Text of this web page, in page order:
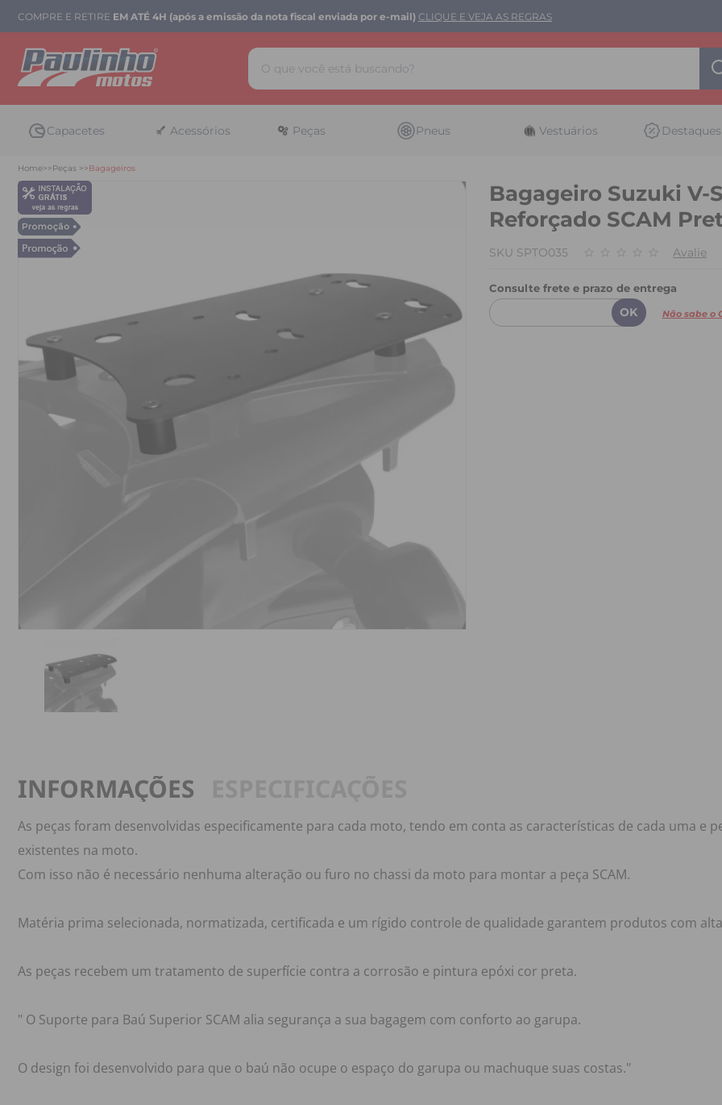
COMPRE E RETIRE EM ATÉ 4H (após a emissão da nota fiscal enviada por e-mail) CLIQUE E VEJA AS REGRAS
Capacetes Acessórios Peças Pneus Vestuários Destaques
Home Peças Bagageiros
Bagageiro Suzuki V-
Reforçado SCAM
SKU SPTO035 Avalie
Consulte frete e prazo de entrega
Não sabe o
INFORMAÇÕES
As peças foram desenvolvidas especificamente para cada moto, tendo em conta as características de cada uma e
existentes na moto.
Com isso não é necessário nenhuma alteração ou furo no chassi da moto para montar a peça SCAM.
Matéria prima selecionada, normatizada, certificada e um rígido controle de qualidade garantem produtos com
As peças recebem um tratamento de superfície contra a corrosão e pintura epóxi cor preta.
" O Suporte para Baú Superior SCAM alia segurança a sua bagagem com conforto ao garupa.
O design foi desenvolvido para que o baú não ocupe o espaço do garupa ou machuque suas costas."